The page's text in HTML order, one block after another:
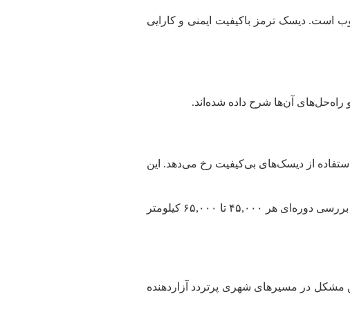
است. دیسک ترمز باکیفیت ایمنی و کارایی
راه‌حل‌های آن‌ها شرح داده شده‌اند.
از دیسک‌های بی‌کیفیت رخ می‌دهد. این
: تعویض دیسک با برندهای معتبر مانند جنیون پارتز یا کاردینال، که از آلیاژهای مقاوم ساخته شده‌اند، لرزش را حذف می‌کند. بررسی دوره‌ای هر ۴۵,۰۰۰ تا ۶۵,۰۰۰ کیلومتر
مشکل در مسیرهای شهری پرتردد آزاردهنده